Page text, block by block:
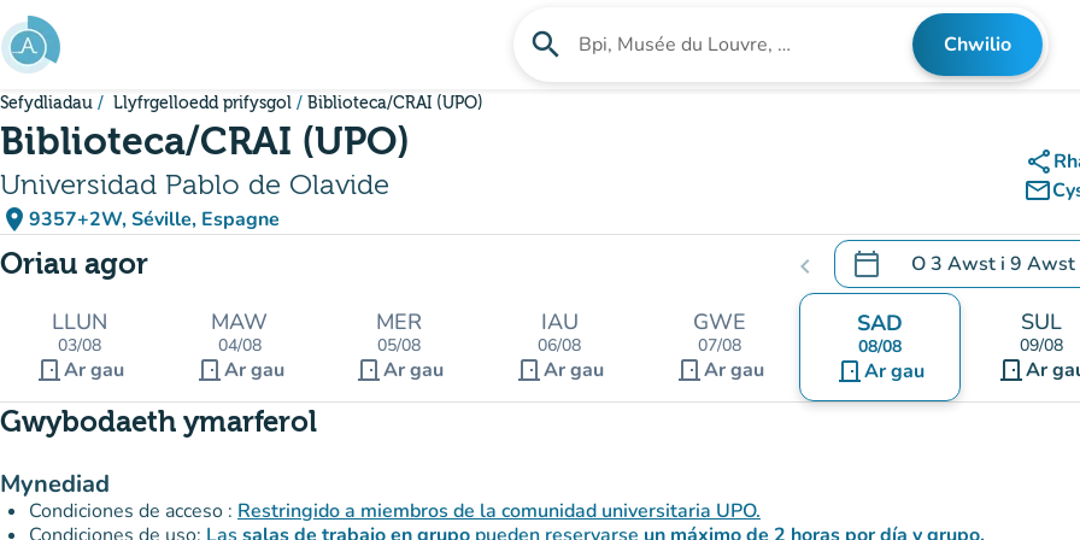
Mynd i'r prif gynnwys
search Chwilio am sefydliad Chwilio
Sefydliadau Llyfrgelloedd prifysgol Biblioteca/CRAI (UPO)
Biblioteca/CRAI (UPO)
Universidad Pablo de Olavide
place 9357+2W, Séville, Espagne
(agor yn Google Maps)
(tab newydd)
share
mail_outline
Oriau agor chevron_left calendar_today O3 Awst i 9 Awst
.Agor y calendr i newid
LLUN
03/08
door_frontAr gau
MAW
04/08
door_front Ar gau
MER
05/08
door_frontAr gau
IAU
06/08
door_front Ar gau
GWE
07/08
door_front Ar gau
SAD
08/08
door_frontAr gau
SUL
09/08
door_front Ar
Gwybodaeth ymarferol
Mynediad
Condiciones de acceso : Restringido a miembros de la comunidad universitaria UPO.